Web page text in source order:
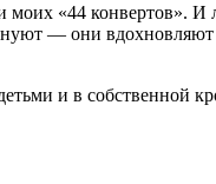
«44 конвертов».
— они
и в собственной